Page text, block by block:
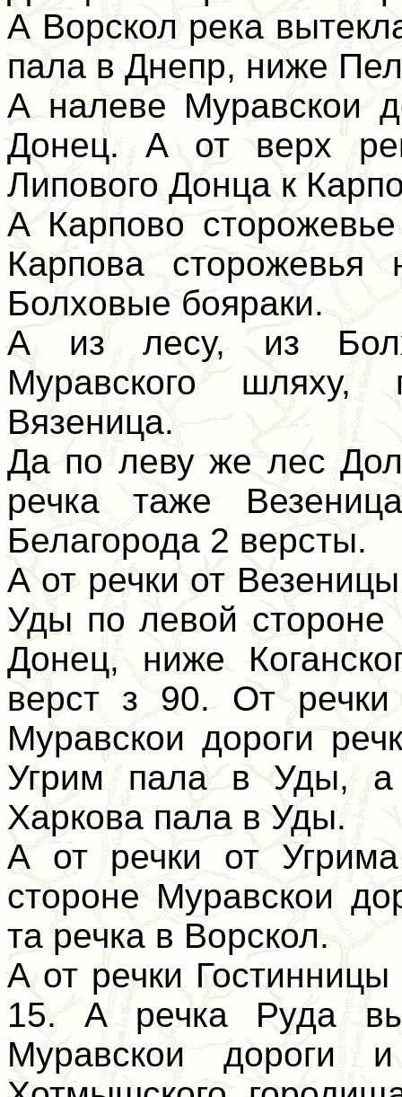
А Ворскол река
пала в Днепр, ниже
А налеве Муравскои
Донец. А от верх
Липового Донца к
А Карпово
Карпова
Болховые бояраки.
А из лесу, из
Муравского
Вязеница.
Да по леву же лес
речка таже
Белагорода 2 версты.
А от речки от
Уды по левой стороне
Донец, ниже
верст з 90. От
Муравскои дороги
Угрим пала в Уды,
Харкова пала в Уды.
А от речки от
стороне Муравскои
та речка в Ворскол.
А от речки
15. А речка Руда
Муравскои